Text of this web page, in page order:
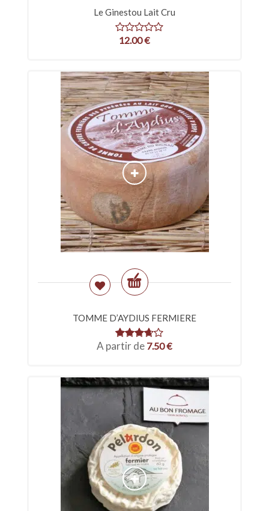
Le Ginestou Lait Cru
12.00€
TOMME D’AYDIUS FERMIERE
A partir de 7.50€